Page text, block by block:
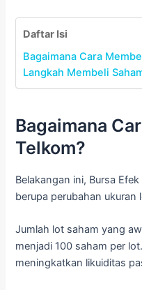
Daftar Isi
Bagaimana Cara
Langkah Membeli
Bagaimana
Telkom?
Belakangan ini, Bursa
berupa perubahan ukuran
Jumlah lot saham yang
menjadi 100 saham per
meningkatkan likuiditas